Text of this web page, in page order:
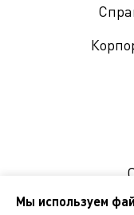
Мы используем